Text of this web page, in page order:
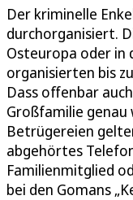
Der kriminelle
durchorganisiert.
Osteuropa oder in
organisierten bis
Dass offenbar
Großfamilie genau
Betrügereien
abgehörtes
Familienmitglied
bei den Gomans